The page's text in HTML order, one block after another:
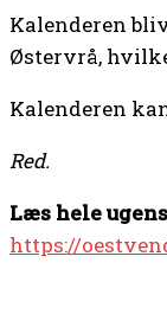
Kalenderen
Østervrå,
Kalenderen
Red.
Læs hele
https://